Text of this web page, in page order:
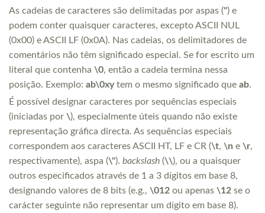
As cadeias de caracteres são delimitadas por aspas (") e
podem conter quaisquer caracteres, excepto ASCII NUL
(0x00) e ASCII LF (0x0A). Nas cadeias, os delimitadores de
comentários não têm significado especial. Se for escrito um
literal que contenha \0, então a cadeia termina nessa
posição. Exemplo: ab\0xytem o mesmo significado que ab.
É possível designar caracteres por sequências especiais
(iniciadas por \), especialmente úteis quando não existe
representação gráfica directa. As sequências especiais
correspondem aos caracteres ASCII HT, LF e CR (\t, \n e \r,
respectivamente), aspa (\"). backslash (\\), ou a quaisquer
outros especificados através de 1 a 3 dígitos em base 8,
designando valores de 8 bits (e.g., \012 ou apenas \12 se o
carácter seguinte não representar um dígito em base 8).